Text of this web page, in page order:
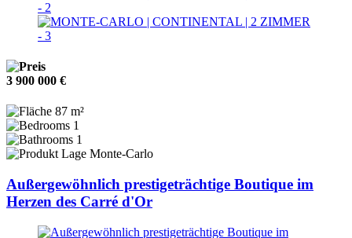
3 900 000 €
87 m²
1
1
Monte-Carlo
Außergewöhnlich prestigeträchtige Boutique im
Herzen des Carré d'Or